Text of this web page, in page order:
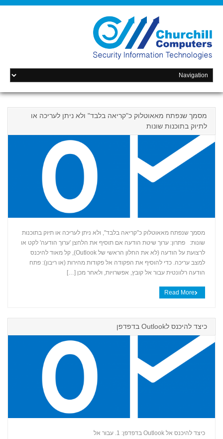
מסמך שנפתח מאאוטלוק כ"קריאה בלבד" ולא ניתן לעריכה או
לתיוק בתוכנות שונות
+
מסמך שנפתח מאאוטלוק כ"קריאה בלבד", ולא ניתן לעריכה או תיוק בתוכנות
שונות: פתרון: ערוך שיטת הודעה אם תוסיף את הלחצן 'ערוך הודעה' לקט או
לרצועת על הודעה (לא את החלון הראשי של Outlook), קל מאוד להיכנס
למצב עריכה. כדי להוסיף את הפקודה אל פקודות מהירות (או ריבון): פתח
הודעה רלוונטית עבור אל קובץ, אפשרויות, ולאחר מכן […]
Read More
כיצד להיכנס לOutlook בדפדפן
כיצד להיכנס אל Outlook בדפדפן: 1. עבור אל